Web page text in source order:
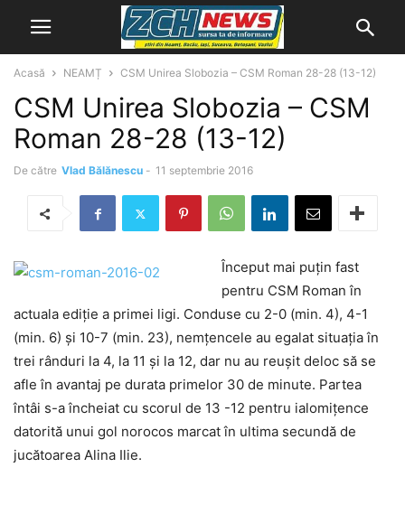
Acasă NEAMȚ CSM Unirea Slobozia – CSM Roman 28-28 (13-12)
CSM Unirea Slobozia – CSM
Roman 28-28 (13-12)
De către Vlad Bălănescu - 11 septembrie 2016
Început mai puţin fast
pentru CSM Roman în
actuala ediţie a primei ligi. Conduse cu 2-0 (min. 4), 4-1
(min. 6) şi 10-7 (min. 23), nemţencele au egalat situaţia în
trei rânduri la 4, la 11 şi la 12, dar nu au reuşit deloc să se
afle în avantaj pe durata primelor 30 de minute. Partea
întâi s-a încheiat cu scorul de 13 -12 pentru ialomiţence
datorită unui gol norocos marcat în ultima secundă de
jucătoarea Alina Ilie.